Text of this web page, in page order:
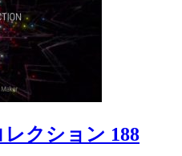
クション 188